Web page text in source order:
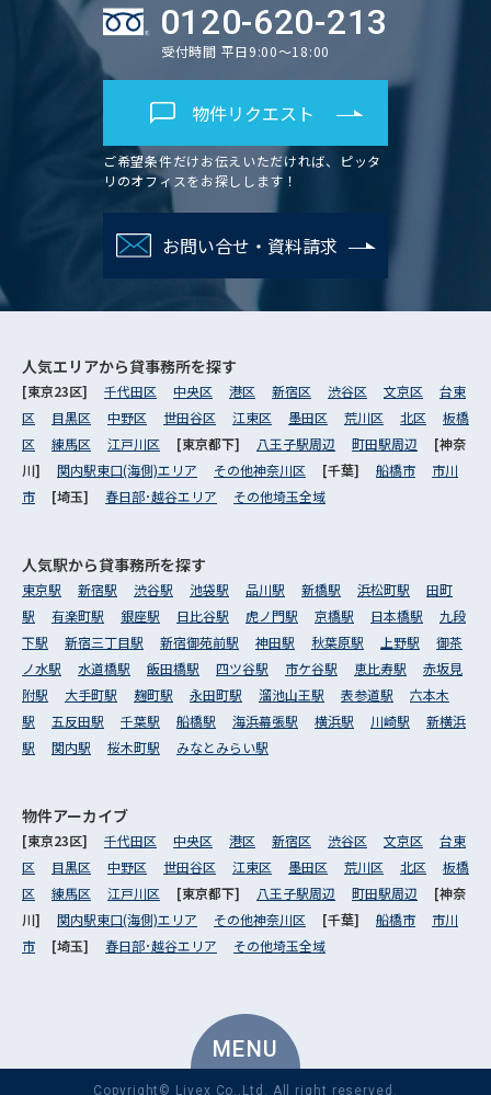
0120-620-213
受付時間 平日9:00～18:00
物件リクエスト
ご希望条件だけお伝えいただければ、ピッタ
リのオフィスをお探しします！
お問い合せ・資料請求
MENU
人気エリアから貸事務所を探す
[東京23区] 千代田区 中央区 港区 新宿区 渋谷区 文京区
台東
区
目黒区 中野区 世田谷区 江東区 墨田区 荒川区 北区
板橋
区
練馬区 江戸川区 [東京都下] 八王子駅周辺 町田駅周辺
[神奈
川] 関内駅東口(海側)エリア その他神奈川区 [千葉] 船橋市
市川
市
[埼玉] 春日部･越谷エリア その他埼玉全域
人気駅から貸事務所を探す
東京駅 新宿駅 渋谷駅 池袋駅 品川駅 新橋駅 浜松町駅
田町
駅
有楽町駅 銀座駅 日比谷駅 虎ノ門駅 京橋駅 日本橋駅
九段
下駅
新宿三丁目駅 新宿御苑前駅 神田駅 秋葉原駅 上野駅
御茶
ノ水駅
水道橋駅 飯田橋駅 四ツ谷駅 市ケ谷駅 恵比寿駅
赤坂見
附駅
大手町駅 麹町駅 永田町駅 溜池山王駅 表参道駅
六本木
駅
五反田駅 千葉駅 船橋駅 海浜幕張駅 横浜駅 川崎駅
新横浜
駅
関内駅 桜木町駅 みなとみらい駅
物件アーカイブ
[東京23区] 千代田区 中央区 港区 新宿区 渋谷区 文京区
台東
区
目黒区 中野区 世田谷区 江東区 墨田区 荒川区 北区
板橋
区
練馬区 江戸川区 [東京都下] 八王子駅周辺 町田駅周辺
[神奈
川] 関内駅東口(海側)エリア その他神奈川区 [千葉] 船橋市
市川
市
[埼玉] 春日部･越谷エリア その他埼玉全域
Copyright© Livex Co.,Ltd. All right reserved.